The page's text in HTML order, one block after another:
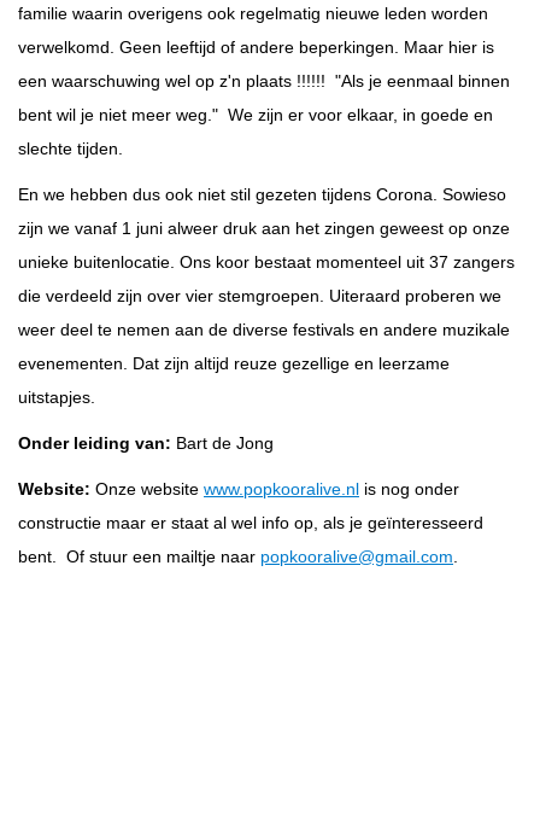
familie waarin overigens ook regelmatig nieuwe leden worden
verwelkomd. Geen leeftijd of andere beperkingen. Maar hier is
een waarschuwing wel op z'n plaats !!!!!! "Als je eenmaal binnen
bent wil je niet meer weg." We zijn er voor elkaar, in goede en
slechte tijden.
En we hebben dus ook niet stil gezeten tijdens Corona. Sowieso
zijn we vanaf 1 juni alweer druk aan het zingen geweest op onze
unieke buitenlocatie. Ons koor bestaat momenteel uit 37 zangers
die verdeeld zijn over vier stemgroepen. Uiteraard proberen we
weer deel te nemen aan de diverse festivals en andere muzikale
evenementen. Dat zijn altijd reuze gezellige en leerzame
uitstapjes.
Onder leiding van: Bart de Jong
Website: Onze website www.popkooralive.nl is nog onder
constructie maar er staat al wel info op, als je geïnteresseerd
bent. Of stuur een mailtje naar popkooralive@gmail.com